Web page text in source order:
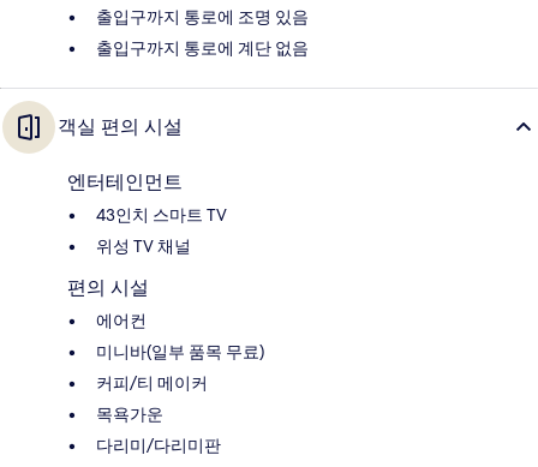
출입구까지 통로에 조명 있음
출입구까지 통로에 계단 없음
객실 편의 시설
엔터테인먼트
43인치 스마트 TV
위성 TV 채널
편의 시설
에어컨
미니바(일부 품목 무료)
커피/티 메이커
목욕가운
다리미/다리미판